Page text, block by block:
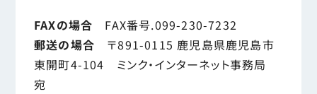
FAXの場合 FAX番号.099-230-7232
郵送の場合 〒891-0115 鹿児島県鹿児島市
東開町4-104 ミンク・インターネット事務局
宛